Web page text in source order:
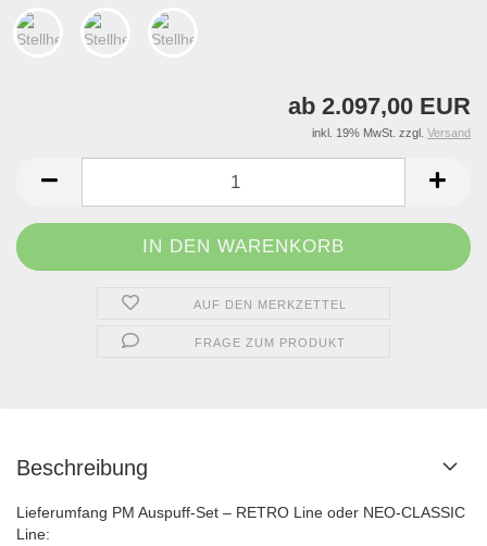
ab 2.097,00 EUR
inkl. 19% MwSt. zzgl. Versand
AUF DEN MERKZETTEL
FRAGE ZUM PRODUKT
Beschreibung
Lieferumfang PM Auspuff-Set – RETRO Line oder NEO-CLASSIC
Line: